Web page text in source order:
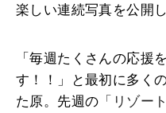
楽しい連続写真を公開し
「毎週たくさんの応援
す！！」と最初に多く
た原。先週の 「 リゾー